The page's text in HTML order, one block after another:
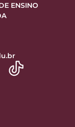
ENSINO